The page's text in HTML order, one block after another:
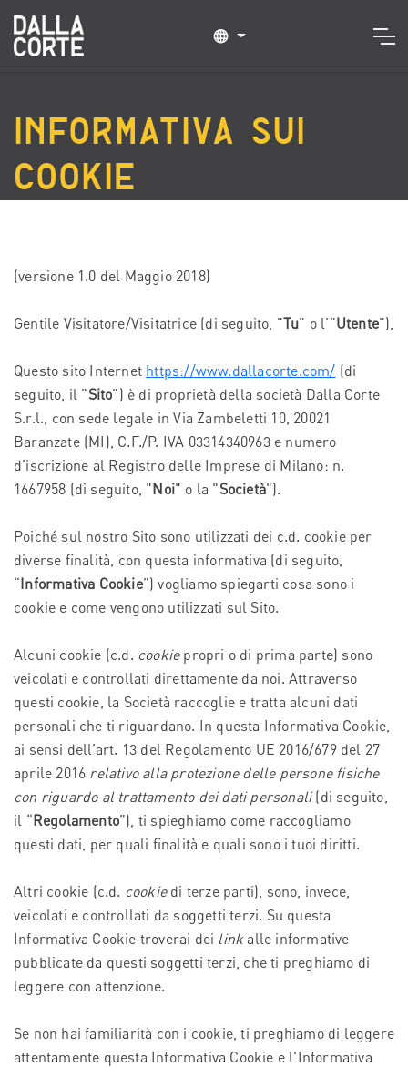
Informativa sui
Cookie
(versione 1.0 del Maggio 2018)
Gentile Visitatore/Visitatrice (di seguito, "Tu" o l'"Utente"),
Questo sito Internet https://www.dallacorte.com/ (di
seguito, il "Sito") è di proprietà della società Dalla Corte
S.r.l., con sede legale in Via Zambeletti 10, 20021
Baranzate (MI), C.F./P. IVA 03314340963 e numero
d’iscrizione al Registro delle Imprese di Milano: n.
1667958 (di seguito, "Noi" o la "Società").
Poiché sul nostro Sito sono utilizzati dei c.d. cookie per
diverse finalità, con questa informativa (di seguito,
“Informativa Cookie”) vogliamo spiegarti cosa sono i
cookie e come vengono utilizzati sul Sito.
Alcuni cookie (c.d. cookie propri o di prima parte) sono
veicolati e controllati direttamente da noi. Attraverso
questi cookie, la Società raccoglie e tratta alcuni dati
personali che ti riguardano. In questa Informativa Cookie,
ai sensi dell’art. 13 del Regolamento UE 2016/679 del 27
aprile 2016 relativo alla protezione delle persone fisiche
con riguardo al trattamento dei dati personali(di seguito,
il “Regolamento”), ti spieghiamo come raccogliamo
questi dati, per quali finalità e quali sono i tuoi diritti.
Altri cookie (c.d. cookie di terze parti), sono, invece,
veicolati e controllati da soggetti terzi. Su questa
Informativa Cookie troverai dei linkalle informative
pubblicate da questi soggetti terzi, che ti preghiamo di
leggere con attenzione.
Se non hai familiarità con i cookie, ti preghiamo di leggere
attentamente questa Informativa Cookie e l'Informativa